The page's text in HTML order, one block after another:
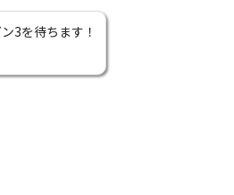
3を待ちます！